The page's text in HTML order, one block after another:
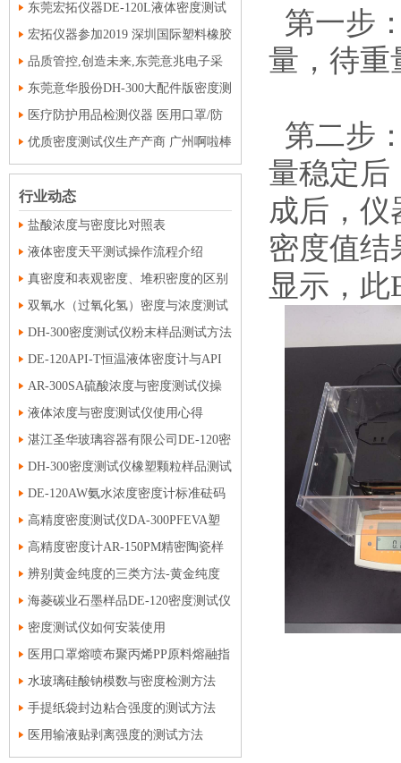
第一步
量，待重
第二步
量稳定后
成后，
密度值结
显示，此
绵密度测试仪AR-150PF
东莞宏拓仪器DE-120L液体密度测试
仪获得广东省计量科学研究院密度校准
证书
宏拓仪器参加2019 深圳国际塑料橡胶
工业展览会并取得圆满成功
品质管控,创造未来,东莞意兆电子采
购DH-300密度测试仪
东莞意华股份DH-300大配件版密度测
试仪成功交付使用
医疗防护用品检测仪器 医用口罩/防
护服/手套检测解决方案
优质密度测试仪生产产商 广州啊啦棒
高分子材料有限公司在东莞宏拓仪器采
购DH-300密度测试仪
行业动态
盐酸浓度与密度比对照表
液体密度天平测试操作流程介绍
真密度和表观密度、堆积密度的区别
双氧水（过氧化氢）密度与浓度测试
仪测试操作流程
DH-300密度测试仪粉末样品测试方法
流程
DE-120API-T恒温液体密度计与API
度测试流程
AR-300SA硫酸浓度与密度测试仪操
作流程
液体浓度与密度测试仪使用心得
湛江圣华玻璃容器有限公司DE-120密
度计玻璃密度测试报告
DH-300密度测试仪橡塑颗粒样品测试
操作流程
DE-120AW氨水浓度密度计标准砝码
参数设定与氨水浓度测试步骤
高精度密度测试仪DA-300PFEVA塑
料样品测试报告
高精度密度计AR-150PM精密陶瓷样
品测试报告
辨别黄金纯度的三类方法-黄金纯度
测试仪
海菱碳业石墨样品DE-120密度测试仪
测试报告
密度测试仪如何安装使用
医用口罩熔喷布聚丙烯PP原料熔融指
数测试仪
水玻璃硅酸钠模数与密度检测方法
手提纸袋封边粘合强度的测试方法
医用输液贴剥离强度的测试方法